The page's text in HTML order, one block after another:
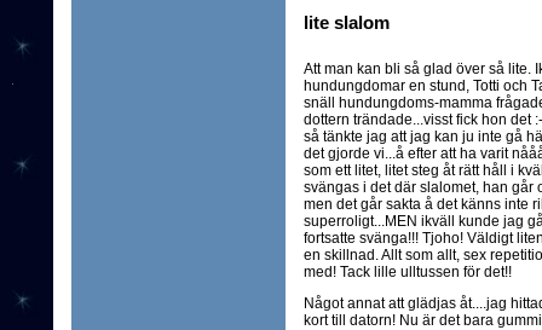
lite slalom
Att man kan bli så glad över så lite.
hundungdomar en stund, Totti och
snäll hundungdoms-mamma
dottern trändade...visst fick hon det
så tänkte jag att jag kan ju inte gå
det gjorde vi...å efter att ha varit
som ett litet, litet steg åt rätt håll i
svängas i det där slalomet, han går
men det går sakta å det känns inte
superroligt...MEN ikväll kunde jag
fortsatte svänga!!! Tjoho! Väldigt
en skillnad. Allt som allt, sex
med! Tack lille ulltussen för det!!
Något annat att glädjas åt....jag
kort till datorn! Nu är det bara